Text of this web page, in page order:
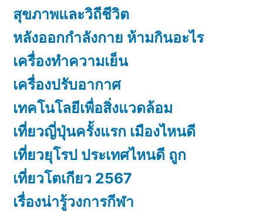
สุขภาพและวิถีชีวิต
หลังออกกําลังกาย ห้ามกินอะไร
เครื่องทำความเย็น
เครื่องปรับอากาศ
เทคโนโลยีเพื่อสิ่งแวดล้อม
เที่ยวญี่ปุ่นครั้งแรก เมืองไหนดี
เที่ยวยุโรป ประเทศไหนดี ถูก
เที่ยวโตเกียว 2567
เรื่องน่ารู้วงการกีฬา